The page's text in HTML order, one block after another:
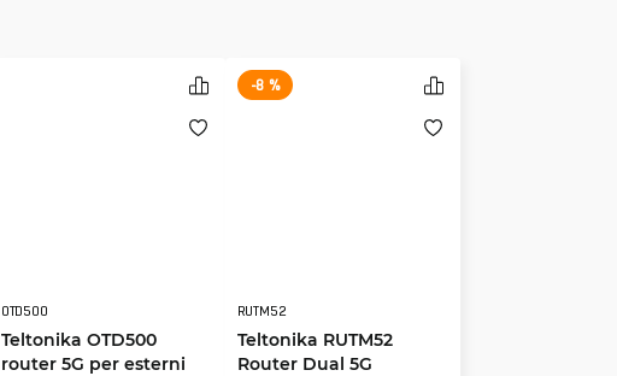
OTD500
Teltonika OTD500
router 5G per esterni
-8 %
RUTM52
Teltonika RUTM52
Router Dual 5G